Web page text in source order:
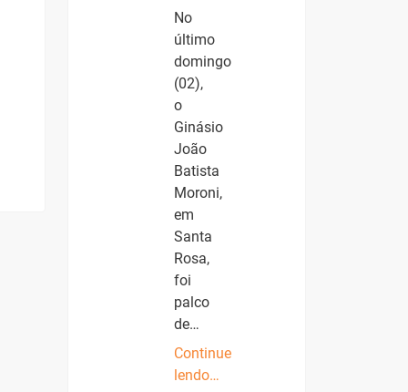
No
último
domingo
(02),
o
Ginásio
João
Batista
Moroni,
em
Santa
Rosa,
foi
palco
de…
Continue
lendo…